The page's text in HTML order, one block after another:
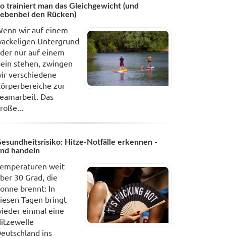
trainiert man das Gleichgewicht (und
den Rücken)
wir auf einem
Untergrund
nur auf einem
stehen, zwingen
verschiedene
zur
Das
Hitze-Notfälle erkennen -
handeln
weit
30 Grad, die
brennt: In
Tagen bringt
einmal eine
ins